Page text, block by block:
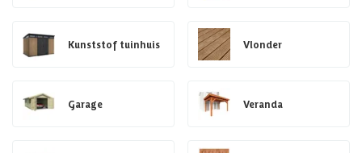
Kunststof tuinhuis Vlonder
Garage Veranda